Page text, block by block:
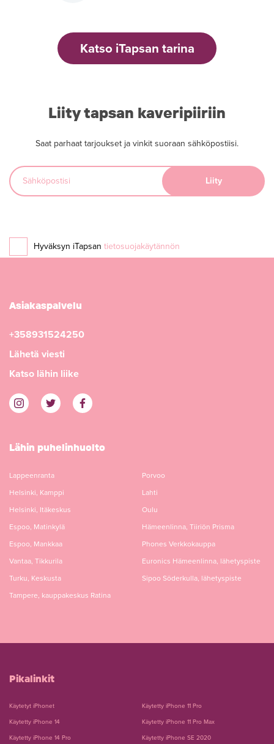
Katso iTapsan tarina
Liity tapsan kaveripiiriin
Saat parhaat tarjoukset ja vinkit suoraan sähköpostiisi.
Hyväksyn iTapsan tietosuojakäytännön
Asiakaspalvelu
+358931524250
Lähetä viesti
Katso lähin liike
Lähin puhelinhuolto
Lappeenranta
Helsinki, Kamppi
Helsinki, Itäkeskus
Espoo, Matinkylä
Espoo, Mankkaa
Vantaa, Tikkurila
Turku, Keskusta
Tampere, kauppakeskus Ratina
Porvoo
Lahti
Oulu
Hämeenlinna, Tiiriön Prisma
Phones Verkkokauppa
Euronics Hämeenlinna, lähetyspiste
Sipoo Söderkulla, lähetyspiste
Pikalinkit
Käytetyt iPhonet
Käytetty iPhone 14
Käytetty iPhone 14 Pro
Käytetty iPhone 11 Pro
Käytetty iPhone 11 Pro Max
Käytetty iPhone SE 2020